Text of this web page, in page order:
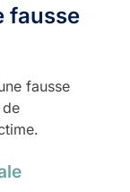
fausse
fausse